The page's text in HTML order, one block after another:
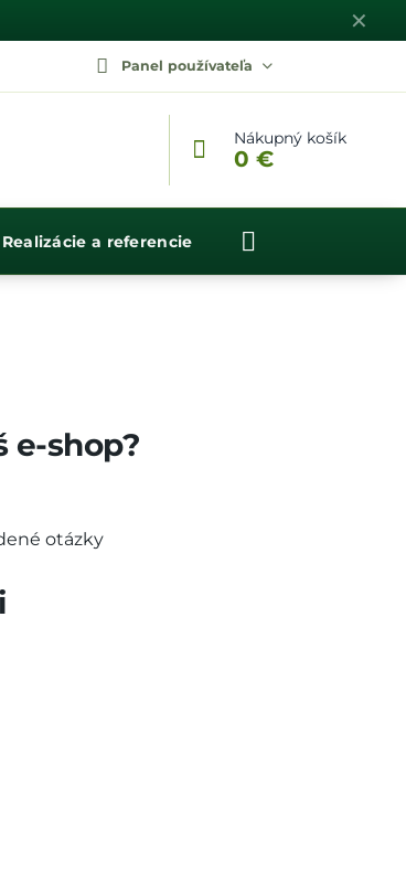
✕
Panel používateľa
Nákupný košík
0 €
Realizácie a referencie
e-shop?
otázky